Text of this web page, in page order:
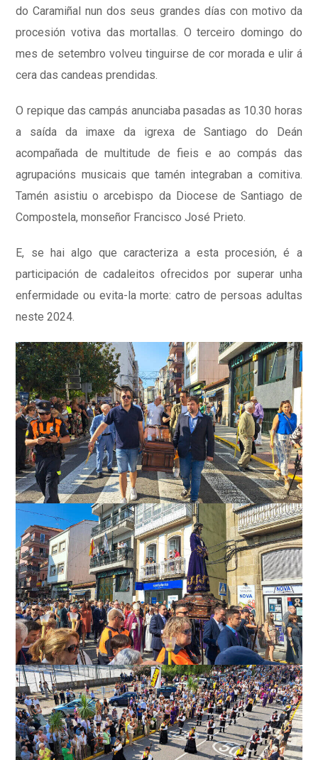
do Caramiñal nun dos seus grandes días con motivo da
procesión votiva das mortallas. O terceiro domingo do
mes de setembro volveu tinguirse de cor morada e ulir á
cera das candeas prendidas.
O repique das campás anunciaba pasadas as 10.30 horas
a saída da imaxe da igrexa de Santiago do Deán
acompañada de multitude de fieis e ao compás das
agrupacións musicais que tamén integraban a comitiva.
Tamén asistiu o arcebispo da Diocese de Santiago de
Compostela, monseñor Francisco José Prieto.
E, se hai algo que caracteriza a esta procesión, é a
participación de cadaleitos ofrecidos por superar unha
enfermidade ou evita-la morte: catro de persoas adultas
neste 2024.